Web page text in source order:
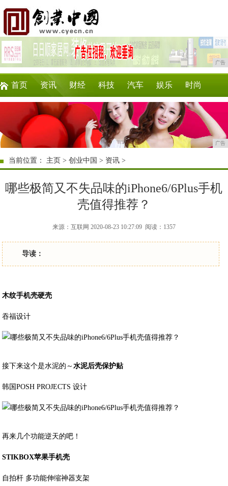
广告
首页 资讯 财经 科技 汽车 娱乐 时尚
游戏 美食 商讯 消费 购物
广告
当前位置： 主页 >创业中国 > 资讯 >
哪些极简又不失品味的iPhone6/6Plus手机
壳值得推荐？
来源：互联网 2020-08-23 10:27:09 阅读：1357
导读：
木纹手机壳硬壳
吞福设计
接下来这个是水泥的～水泥后壳保护贴
韩国POSH PROJECTS 设计
再来几个功能逆天的吧！
STIKBOX苹果手机壳
自拍杆 多功能伸缩神器支架